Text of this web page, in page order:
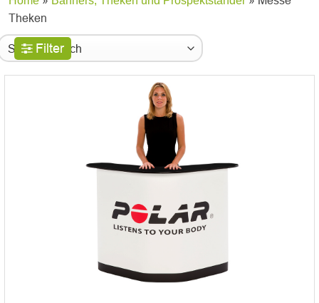
Theken
Filter